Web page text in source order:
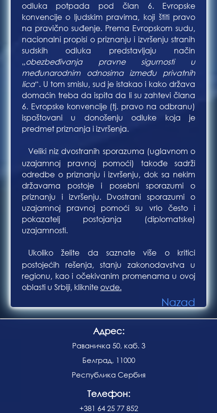
odluka potpada pod član 6. Evropske
konvencije o ljudskim pravima, koji štiti pravo
na pravično suđenje. Prema Evropskom sudu,
nacionalni propisi o priznanju i izvršenju stranih
sudskih odluka predstavljaju način
„obezbeđivanja pravne sigurnosti u
međunarodnim odnosima između privatnih
lica“. U tom smislu, sud je istakao i kako država
domaćin treba da ispita da li su zahtevi člana
6. Evropske konvencije (tj. pravo na odbranu)
ispoštovani u donošenju odluke koja je
predmet priznanja i izvršenja.
Veliki niz dvostranih sporazuma (uglavnom o
uzajamnoj pravnoj pomoći) takođe sadrži
odredbe o priznanju i izvršenju, dok sa nekim
državama postoje i posebni sporazumi o
priznanju i izvršenju. Dvostrani sporazumi o
uzajamnoj pravnoj pomoći su vrlo često i
pokazatelj postojanja (diplomatske)
uzajamnosti.
Ukoliko želite da saznate više o kritici
postojećih rešenja, stanju zakonodavstva u
regionu, kao i očekivanim promenama u ovoj
oblasti u Srbiji, kliknite ovde.
Nazad
Адрес:
Раваничка 50, каб. 3
Белград, 11000
Республика Сербия
Телефон:
+381 64 25 77 852